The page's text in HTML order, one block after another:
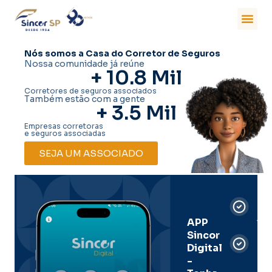
Nós somos a Casa do Corretor de Seguros
Nossa comunidade já reúne
+ 10.8 Mil
Corretores de seguros associados
Também estão com a gente
+ 3.5 Mil
Empresas corretoras
e seguros associadas
SEJA UM ASSOCIADO
APP
Sincor
Digital
-